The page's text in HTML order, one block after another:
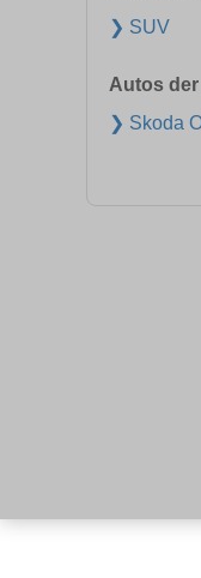
❯ SUV
Autos
❯ Skoda